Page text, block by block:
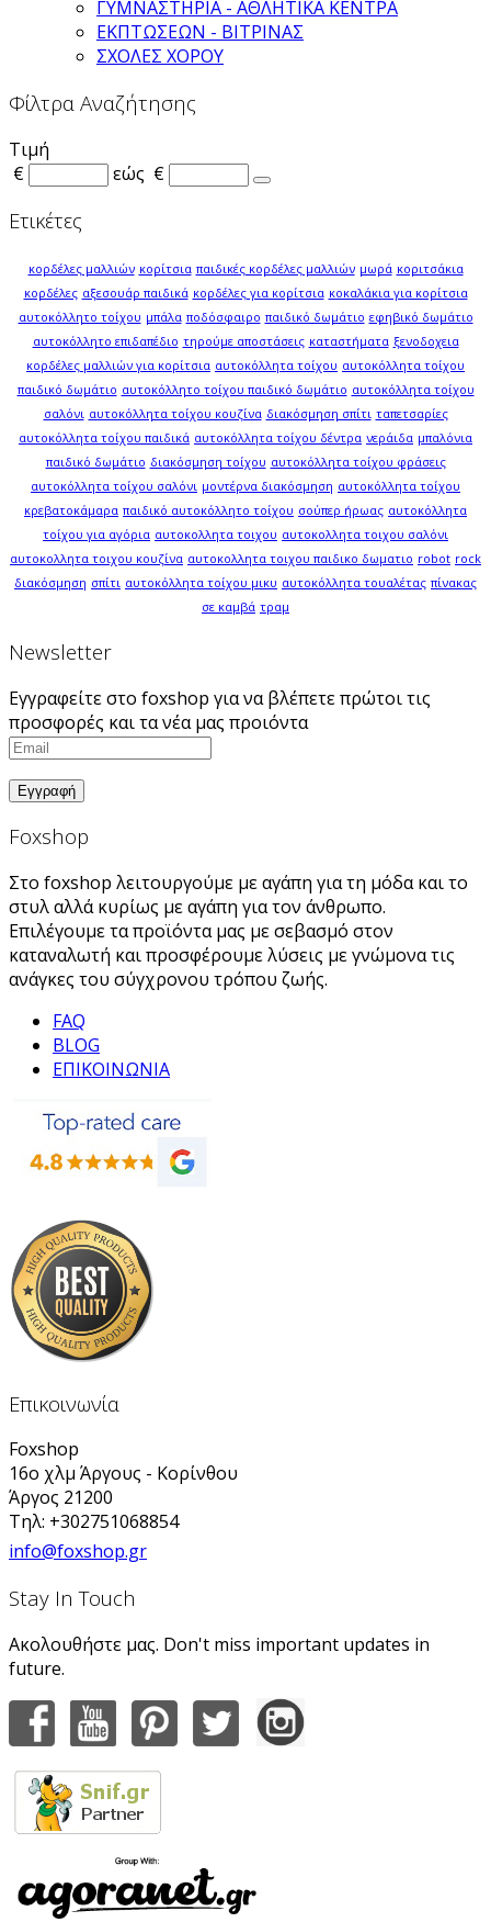
ΓΥΜΝΑΣΤΗΡΙΑ - ΑΘΛΗΤΙΚΑ ΚΕΝΤΡΑ
ΕΚΠΤΩΣΕΩΝ - ΒΙΤΡΙΝΑΣ
ΣΧΟΛΕΣ ΧΟΡΟΥ
Φίλτρα Αναζήτησης
Τιμή
€
εώς €
Ετικέτες
κορδέλες μαλλιών κορίτσια παιδικές κορδέλες μαλλιών μωρά κοριτσάκια
κορδέλες αξεσουάρ παιδικά κορδέλες για κορίτσια κοκαλάκια για κορίτσια
αυτοκόλλητο τοίχου μπάλα ποδόσφαιρο παιδικό δωμάτιο εφηβικό δωμάτιο
αυτοκόλλητο επιδαπέδιο τηρούμε αποστάσεις καταστήματα ξενοδοχεια
κορδέλες μαλλιών για κορίτσια αυτοκόλλητα τοίχου αυτοκόλλητα τοίχου
παιδικό δωμάτιο αυτοκόλλητο τοίχου παιδικό δωμάτιο αυτοκόλλητα τοίχου
σαλόνι αυτοκόλλητα τοίχου κουζίνα διακόσμηση σπίτι ταπετσαρίες
αυτοκόλλητα τοίχου παιδικά αυτοκόλλητα τοίχου δέντρα νεράιδα μπαλόνια
παιδικό δωμάτιο διακόσμηση τοίχου αυτοκόλλητα τοίχου φράσεις
αυτοκόλλητα τοίχου σαλόνι μοντέρνα διακόσμηση αυτοκόλλητα τοίχου
κρεβατοκάμαρα παιδικό αυτοκόλλητο τοίχου σούπερ ήρωας αυτοκόλλητα
τοίχου για αγόρια αυτοκολλητα τοιχου αυτοκολλητα τοιχου σαλόνι
αυτοκολλητα τοιχου κουζίνα αυτοκολλητα τοιχου παιδικο δωματιο robot rock
διακόσμηση σπίτι αυτοκόλλητα τοίχου μικυ αυτοκόλλητα τουαλέτας πίνακας
σε καμβά τραμ
Newsletter
Εγγραφείτε στο foxshop για να βλέπετε πρώτοι τις
προσφορές και τα νέα μας προιόντα
Foxshop
Στο foxshop λειτουργούμε με αγάπη για τη μόδα και το
στυλ αλλά κυρίως με αγάπη για τον άνθρωπο.
Επιλέγουμε τα προϊόντα μας με σεβασμό στον
καταναλωτή και προσφέρουμε λύσεις με γνώμονα τις
ανάγκες του σύγχρονου τρόπου ζωής.
FAQ
BLOG
ΕΠΙΚΟΙΝΩΝΙΑ
Επικοινωνία
Foxshop
16ο χλμ Άργους - Κορίνθου
Άργος 21200
Τηλ: +302751068854
info@foxshop.gr
Stay In Touch
Ακολουθήστε μας. Don't miss important updates in
future.